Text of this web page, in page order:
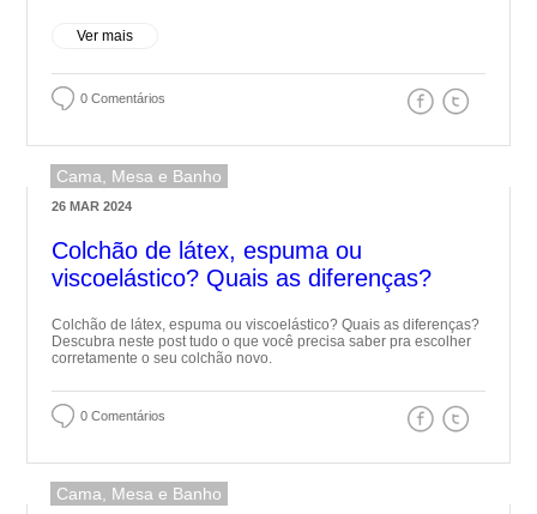
Ver mais
0 Comentários
Cama, Mesa e Banho
26 MAR 2024
Colchão de látex, espuma ou
viscoelástico? Quais as diferenças?
Colchão de látex, espuma ou viscoelástico? Quais as diferenças?
Descubra neste post tudo o que você precisa saber pra escolher
corretamente o seu colchão novo.
0 Comentários
Cama, Mesa e Banho